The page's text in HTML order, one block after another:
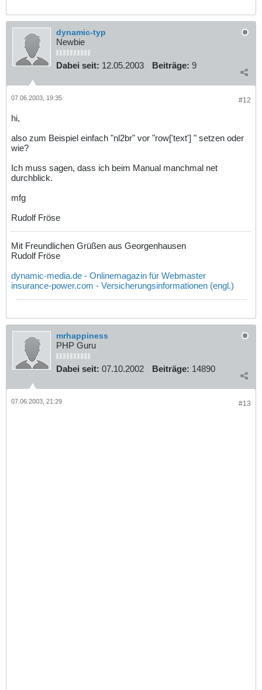
dynamic-typ
Newbie
Dabei seit: 12.05.2003 Beiträge: 9
#12
07.06.2003, 19:35
hi,
also zum Beispiel einfach "nl2br" vor "row['text'] " setzen oder
wie?
Ich muss sagen, dass ich beim Manual manchmal net
durchblick.
mfg
Rudolf Fröse
Mit Freundlichen Grüßen aus Georgenhausen
Rudolf Fröse
dynamic-media.de - Onlinemagazin für Webmaster
insurance-power.com - Versicherungsinformationen (engl.)
mrhappiness
PHP Guru
Dabei seit: 07.10.2002 Beiträge: 14890
#13
07.06.2003, 21:29